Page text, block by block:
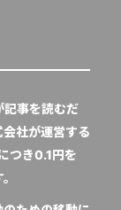
事を読むだ
社が運営する
つき0.1円を